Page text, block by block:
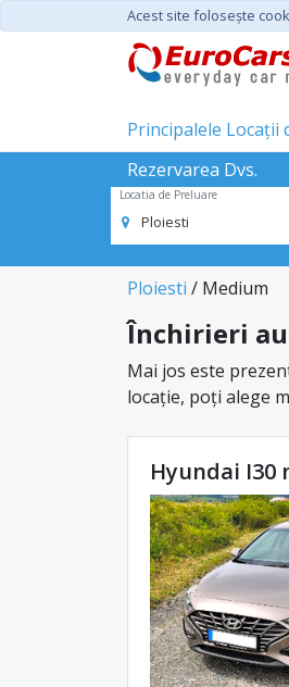
Acest site foloseşte
Principalele Locații
Rezervarea Dvs.
Locatia de Preluare
Ploiesti
Ploiesti / Medium
Închirieri
Mai jos este
locație, poți alege
Hyundai I30